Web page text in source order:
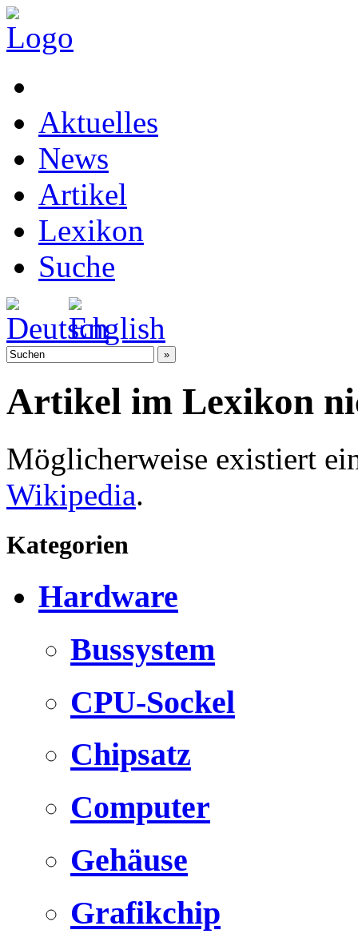
Aktuelles
News
Artikel
Lexikon
Suche
Artikel im Lexikon
Möglicherweise existiert
Wikipedia.
Kategorien
Hardware
Bussystem
CPU-Sockel
Chipsatz
Computer
Gehäuse
Grafikchip